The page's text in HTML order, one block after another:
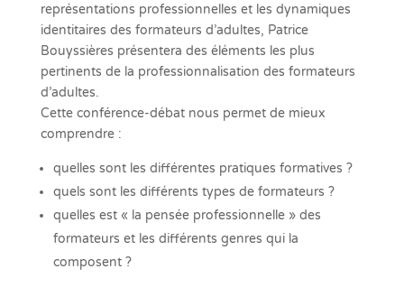
représentations professionnelles et les dynamiques
identitaires des formateurs d’adultes, Patrice
Bouyssières présentera des éléments les plus
pertinents de la professionnalisation des formateurs
d’adultes.
Cette conférence-débat nous permet de mieux
comprendre :
quelles sont les différentes pratiques formatives ?
quels sont les différents types de formateurs ?
quelles est « la pensée professionnelle » des
formateurs et les différents genres qui la
composent ?